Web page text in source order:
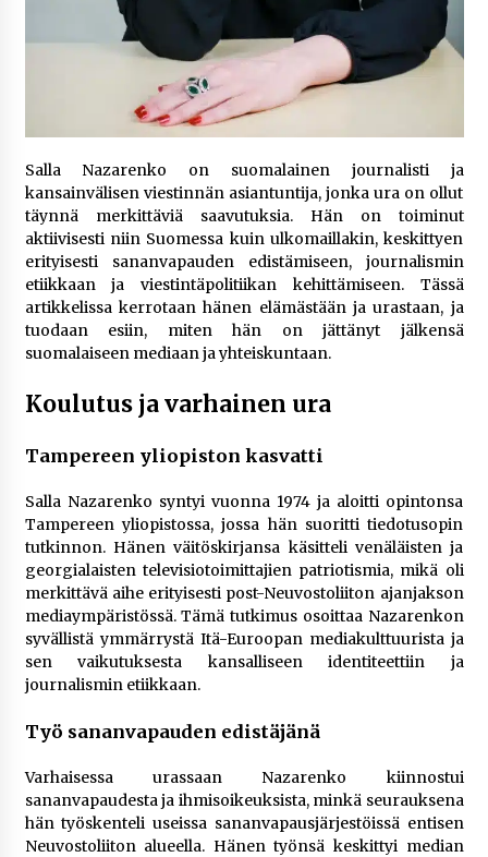
3 viikkoa sitten
Online-kasinoiden mobiilipelialustojen kehitys
– asiantuntijalausunto
3 viikkoa sitten
Uutisankkuri Jan Andersson vaimo – faktat ja
huhut
3 viikkoa sitten
Pamela Anderson ikä, ura ja elämä
4 viikkoa sitten
suomalaisten pelaajien on hyvä tietää
Salla Nazarenko on suomalainen journalisti ja
kansainvälisen viestinnän asiantuntija, jonka ura on ollut
täynnä merkittäviä saavutuksia. Hän on toiminut
aktiivisesti niin Suomessa kuin ulkomaillakin, keskittyen
erityisesti sananvapauden edistämiseen, journalismin
etiikkaan ja viestintäpolitiikan kehittämiseen. Tässä
artikkelissa kerrotaan hänen elämästään ja urastaan, ja
tuodaan esiin, miten hän on jättänyt jälkensä
suomalaiseen mediaan ja yhteiskuntaan.
Koulutus ja varhainen ura
Tampereen yliopiston kasvatti
Salla Nazarenko syntyi vuonna 1974 ja aloitti opintonsa
Tampereen yliopistossa, jossa hän suoritti tiedotusopin
tutkinnon. Hänen väitöskirjansa käsitteli venäläisten ja
georgialaisten televisiotoimittajien patriotismia, mikä oli
merkittävä aihe erityisesti post-Neuvostoliiton ajanjakson
mediaympäristössä. Tämä tutkimus osoittaa Nazarenkon
syvällistä ymmärrystä Itä-Euroopan mediakulttuurista ja
sen vaikutuksesta kansalliseen identiteettiin ja
journalismin etiikkaan​.
Työ sananvapauden edistäjänä
Varhaisessa urassaan Nazarenko kiinnostui
sananvapaudesta ja ihmisoikeuksista, minkä seurauksena
hän työskenteli useissa sananvapausjärjestöissä entisen
Neuvostoliiton alueella. Hänen työnsä keskittyi median